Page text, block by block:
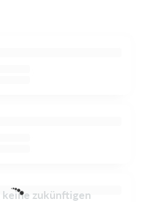
zukünftigen